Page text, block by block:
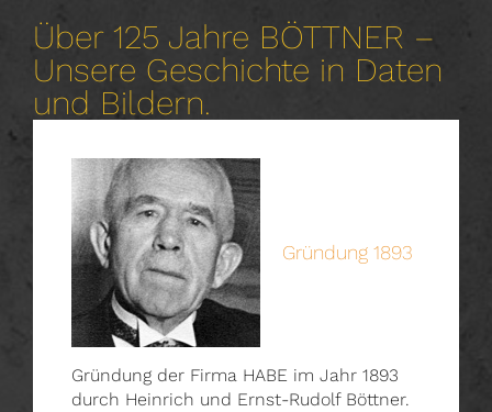
Über 125 Jahre BÖTTNER –
Unsere Geschichte in Daten
und Bildern.
Gründung 1893
Gründung der Firma HABE im Jahr 1893
durch Heinrich und Ernst-Rudolf Böttner.